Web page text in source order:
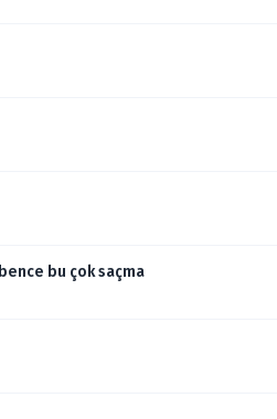
bu çok saçma